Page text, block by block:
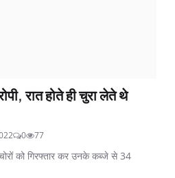
रात होते ही चुरा लेते थे
0 77
को गिरफ्तार कर उनके कब्जे से 34